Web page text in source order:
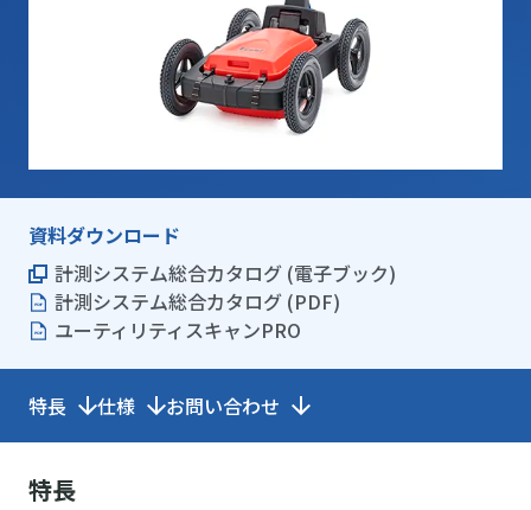
資料ダウンロード
計測システム総合カタログ (電子ブック)
計測システム総合カタログ (PDF)
ユーティリティスキャンPRO
特長 仕様 お問い合わせ
特長